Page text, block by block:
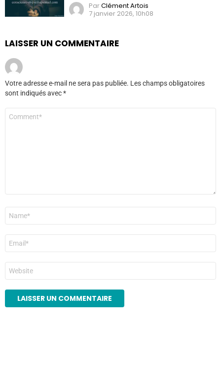
ParClément Artois
7 janvier 2026, 10h08
LAISSER UN COMMENTAIRE
Votre adresse e-mail ne sera pas publiée. Les champs obligatoires
sont indiqués avec*
Commentaire
Nom
E-
mail
*
Site
web